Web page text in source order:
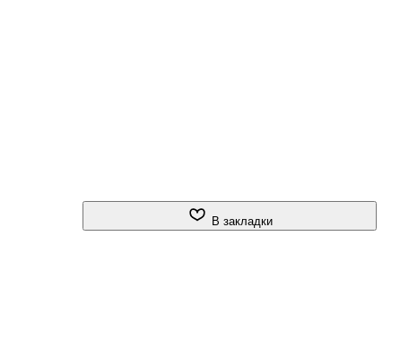
В закладки